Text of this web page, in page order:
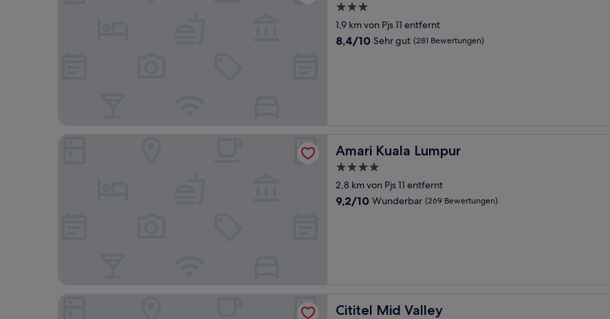
3.0-
Sterne-
Unterkunft
1,9 km von Pjs 11 entfernt
8.4
8,4/10 Sehr gut (281 Bewertungen)
Amari Kuala Lumpur
Amari Kuala Lumpur
4.0-
Sterne-
Unterkunft
2,8 km von Pjs 11 entfernt
9.2
9,2/10 Wunderbar (269 Bewertungen)
Amari Kuala Lumpur
Cititel Mid Valley
Cititel Mid Valley